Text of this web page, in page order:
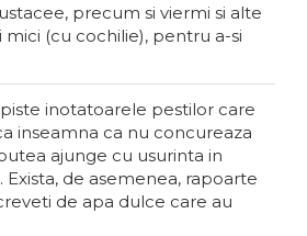
precum si viermi si alte
(cu cochilie), pentru a-si
inotatoarele pestilor care
inseamna ca nu concureaza
ajunge cu usurinta in
de asemenea, rapoarte
de apa dulce care au
Melci de mere mix (Pomacea
Există și melci care sunt
bineveniți. Melcii care au voie să-
și folosească plantele pentru
conținutul lor de inimă. Vorbim
despre melci de mere, locui..